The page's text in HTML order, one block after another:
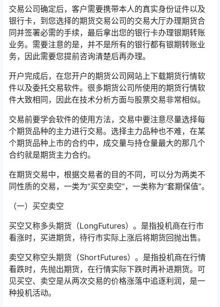
交易公司确定后，客户需要携带本人的真实身份证件以及
银行卡，到您选择的期货交易公司的交易大厅办理期货合
同并签署必需的手续，最后拿出您的银行卡办理银期转账
业务。需要注意的是，并不是所有的银行都有银期转账业
务，因此需要您提前咨询清楚后再办理。
开户完成后，在您开户的期货公司网站上下载期货行情软
件以及委托交易软件。很多期货公司所使用的期货行情软
件大致相同，因此在技术分析方面与股票交易非常相似。
交易前要学会软件的使用方法，交易中要注意尽量选择每
个期货品种的主力进行交易。选择主力品种也不难，在某
个期货品种上市的合约中，成交量与持仓量最大的那几个
合约就是期货主力合约。
在期货交易中，根据交易者的目的不同，可以分为两类不
同性质的交易，一类为“买空卖空”，一类称为“套期保值”。
（一）买空卖空
买空又称多头期货（LongFutures）。是指投机商在行市
看涨时，买进期货，待行市实际上涨后将期货回抛出售。
卖空又称空头期货（ShortFutures）。是指投机商在行情
看跌时，先抛出期货，在行情实际下跌时再补进期货。可
见买空、卖空是从两次交易的价格涨落中追逐利润，是一
种投机活动。